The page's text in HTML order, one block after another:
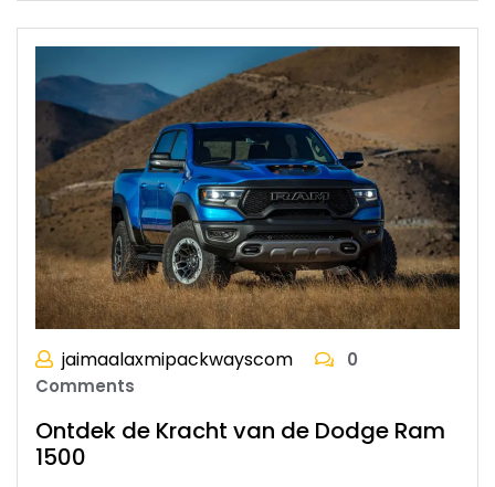
jaimaalaxmipackwayscom
0
Comments
Ontdek de Kracht van de Dodge Ram
1500